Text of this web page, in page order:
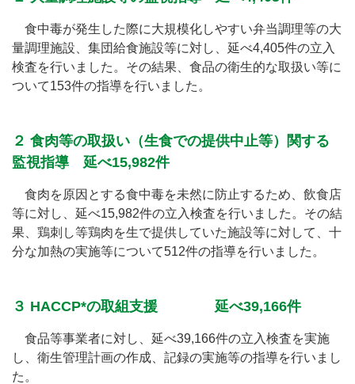
食中毒が発生した際に大規模化しやすい弁当調理等の大
量調理施設、集団給食施設等に対し、延べ4,405件の立入
検査を行いました。その結果、食品の衛生的な取扱い等に
ついて153件の指導を行いました。
２ 食肉等の取扱い（生食での提供中止等）関する
監視指導 延べ15,982件
食肉を原因とする食中毒を未然に防止するため、飲食店
等に対し、延べ15,982件の立入検査を行いました。その結
果、鶏刺し等鶏肉を生で提供していた施設等に対して、十
分な加熱の実施等について512件の指導を行いました。
３ HACCP*の取組支援 延べ39,166件
食品等事業者に対し、延べ39,166件の立入検査を実施
し、衛生管理計画の作成、記録の実施等の指導を行いまし
た。